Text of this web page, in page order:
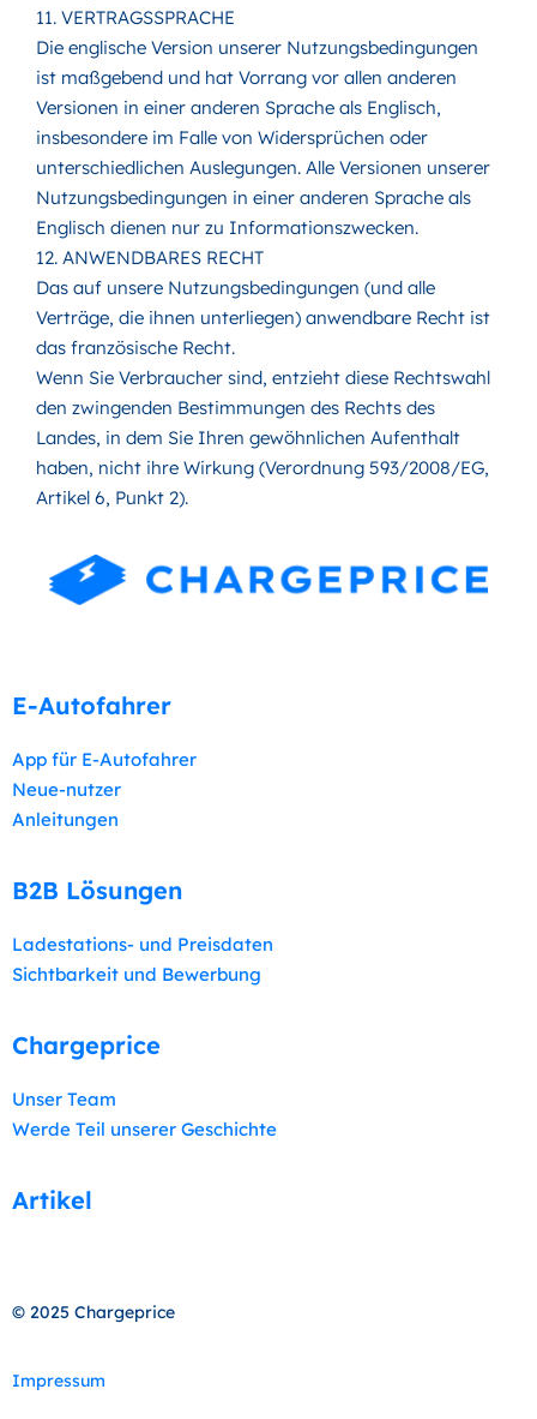
11. VERTRAGSSPRACHE
Die englische Version unserer Nutzungsbedingungen
ist maßgebend und hat Vorrang vor allen anderen
Versionen in einer anderen Sprache als Englisch,
insbesondere im Falle von Widersprüchen oder
unterschiedlichen Auslegungen. Alle Versionen unserer
Nutzungsbedingungen in einer anderen Sprache als
Englisch dienen nur zu Informationszwecken.
12. ANWENDBARES RECHT
Das auf unsere Nutzungsbedingungen (und alle
Verträge, die ihnen unterliegen) anwendbare Recht ist
das französische Recht.
Wenn Sie Verbraucher sind, entzieht diese Rechtswahl
den zwingenden Bestimmungen des Rechts des
Landes, in dem Sie Ihren gewöhnlichen Aufenthalt
haben, nicht ihre Wirkung (Verordnung 593/2008/EG,
Artikel 6, Punkt 2).
E-Autofahrer
App für E-Autofahrer
Neue-nutzer
Anleitungen
B2B Lösungen​
Ladestations- und Preisdaten
Sichtbarkeit und Bewerbung
Chargeprice
Unser Team
Werde Teil unserer Geschichte
Artikel
© 2025 Chargeprice
Impressum